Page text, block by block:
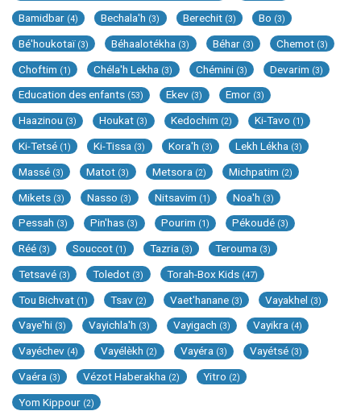
Bamidbar (4) Bechala'h (3) Berechit (3) Bo (3)
Bé'houkotaï (3) Béhaalotékha (3) Béhar (3) Chemot (3)
Choftim (1) Chéla'h Lekha (3) Chémini (3) Devarim (3)
Education des enfants (53) Ekev (3) Emor (3)
Haazinou (3) Houkat (3) Kedochim (2) Ki-Tavo (1)
Ki-Tetsé (1) Ki-Tissa (3) Kora'h (3) Lekh Lékha (3)
Massé (3) Matot (3) Metsora (2) Michpatim (2)
Mikets (3) Nasso (3) Nitsavim (1) Noa'h (3)
Pessah (3) Pin'has (3) Pourim (1) Pékoudé (3)
Réé (3) Souccot (1) Tazria (3) Terouma (3)
Tetsavé (3) Toledot (3) Torah-Box Kids (47)
Tou Bichvat (1) Tsav (2) Vaet'hanane (3) Vayakhel (3)
Vaye'hi (3) Vayichla'h (3) Vayigach (3) Vayikra (4)
Vayéchev (4) Vayélèkh (2) Vayéra (3) Vayétsé (3)
Vaéra (3) Vézot Haberakha (2) Yitro (2)
Yom Kippour (2)